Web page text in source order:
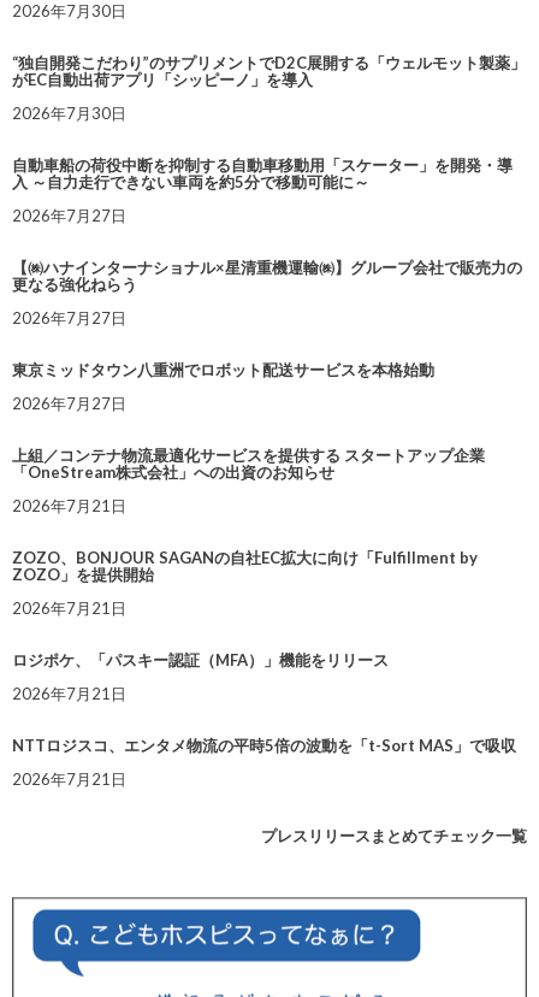
2026年7月30日
“独自開発こだわり”のサプリメントでD2C展開する「ウェルモット製薬」
がEC自動出荷アプリ「シッピーノ」を導入
2026年7月30日
自動車船の荷役中断を抑制する自動車移動用「スケーター」を開発・導
入 ～自力走行できない車両を約5分で移動可能に～
2026年7月27日
【㈱ハナインターナショナル×星清重機運輸㈱】グループ会社で販売力の
更なる強化ねらう
2026年7月27日
東京ミッドタウン八重洲でロボット配送サービスを本格始動
2026年7月27日
上組／コンテナ物流最適化サービスを提供する スタートアップ企業
「OneStream株式会社」への出資のお知らせ
2026年7月21日
ZOZO、BONJOUR SAGANの自社EC拡大に向け「Fulfillment by
ZOZO」を提供開始
2026年7月21日
ロジポケ、「パスキー認証（MFA）」機能をリリース
2026年7月21日
NTTロジスコ、エンタメ物流の平時5倍の波動を「t-Sort MAS」で吸収
2026年7月21日
プレスリリースまとめてチェック一覧